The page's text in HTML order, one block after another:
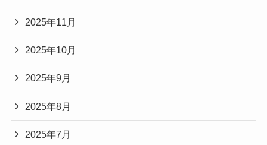
2025年11月
2025年10月
2025年9月
2025年8月
2025年7月